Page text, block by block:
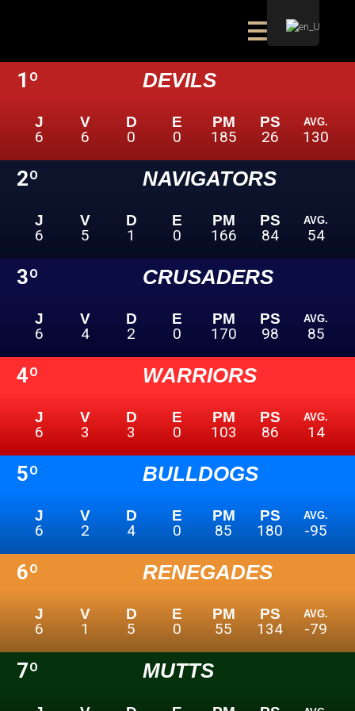
1º DEVILS
J V D E PM PS AVG.
6 6 0 0 185 26 130
2º NAVIGATORS
J V D E PM PS AVG.
6 5 1 0 166 84 54
3º CRUSADERS
J V D E PM PS AVG.
6 4 2 0 170 98 85
4º WARRIORS
J V D E PM PS AVG.
6 3 3 0 103 86 14
5º BULLDOGS
J V D E PM PS AVG.
6 2 4 0 85 180 -95
6º RENEGADES
J V D E PM PS AVG.
6 1 5 0 55 134 -79
7º MUTTS